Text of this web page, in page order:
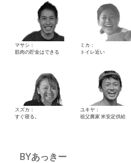
マサシ：
筋肉の貯金はできる
ミカ：
トイレ近い
スズカ：
すぐ寝る。
ユキヤ：
祖父農家 米安定供給
BYあっきー